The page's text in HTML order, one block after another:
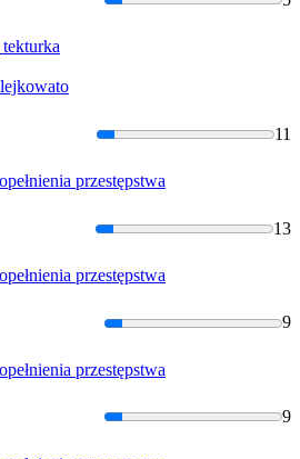
lejkowato
11
przestępstwa
13
przestępstwa
9
przestępstwa
9